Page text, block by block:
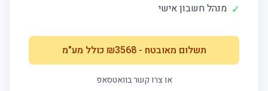
✓ מנהל חשבון אישי
תשלום מאובטח - ₪
3568 כולל מע"מ
או צרו קשר בוואטסאפ